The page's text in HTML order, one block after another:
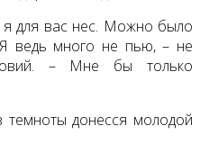
я для вас нес. Можно было
ведь много не пью, – не
– Мне бы только
темноты донесся молодой